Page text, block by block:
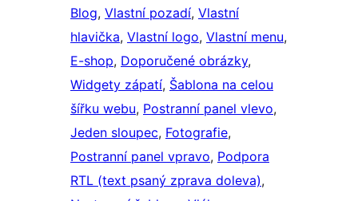
Blog, Vlastní pozadí, Vlastní
hlavička, Vlastní logo, Vlastní menu
E-shop, Doporučené obrázky
Widgety zápatí, Šablona na celou
šířku webu, Postranní panel vlevo
Jeden sloupec, Fotografie
Postranní panel vpravo, Podpora
RTL (text psaný zprava doleva)